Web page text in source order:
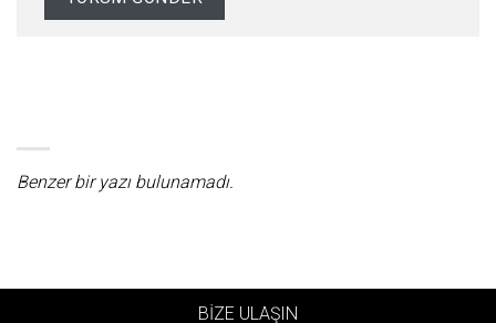
Benzer bir yazı bulunamadı.
BİZE ULAŞIN